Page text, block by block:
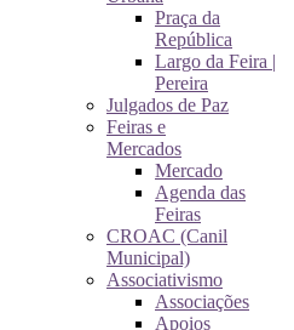
Praça da
República
Largo da Feira |
Pereira
Julgados de Paz
Feiras e
Mercados
Mercado
Agenda das
Feiras
CROAC (Canil
Municipal)
Associativismo
Associações
Apoios